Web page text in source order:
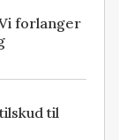
forlanger
til